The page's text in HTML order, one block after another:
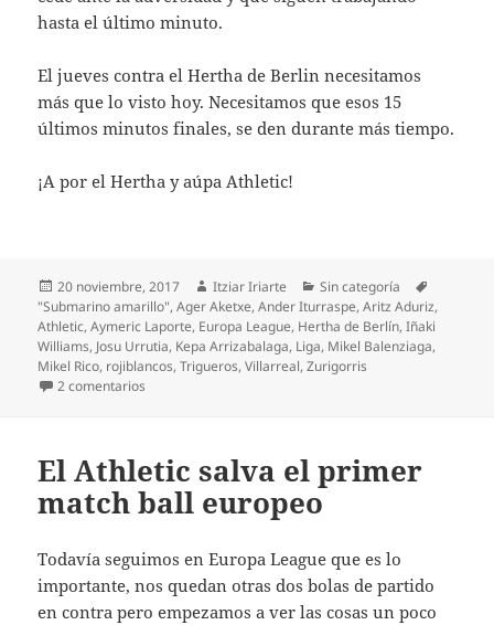
hasta el último minuto.
El jueves contra el Hertha de Berlin necesitamos
más que lo visto hoy. Necesitamos que esos 15
últimos minutos finales, se den durante más tiempo.
¡A por el Hertha y aúpa Athletic!
Publicado
el
20 noviembre, 2017 Autor
Itziar Iriarte Categorías
Sin categoría
Etiquetas
"Submarino amarillo",Ager Aketxe,Ander Iturraspe,Aritz Aduriz,
Athletic,Aymeric Laporte, Europa League, Hertha de Berlín,Iñaki
Williams, Josu Urrutia, Kepa Arrizabalaga, Liga, Mikel Balenziaga,
Mikel Rico, rojiblancos,Trigueros,Villarreal,Zurigorris
2 comentarios
El Athletic salva el primer
match ball europeo
Todavía seguimos en Europa League que es lo
importante, nos quedan otras dos bolas de partido
en contra pero empezamos a ver las cosas un poco